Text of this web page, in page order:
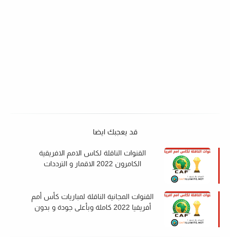
قد يعجبك ايضا
القنوات الناقلة لكاس الامم الافريقية
الكامرون 2022 الاقمار و الترددات
القنوات المجانية الناقلة لمباريات كأس أمم
أفريقيا 2022 كاملة وبأعلى جودة و بدون